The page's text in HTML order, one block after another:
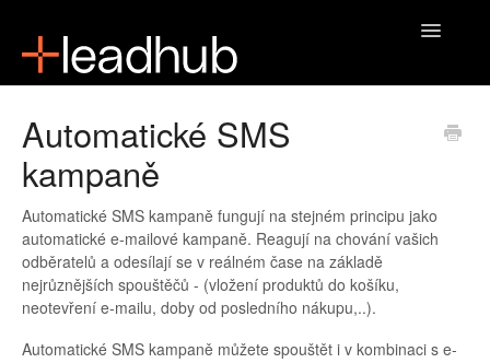
Toggle
Automatické SMS
kampaně
Automatické SMS kampaně fungují na stejném principu jako
automatické e-mailové kampaně. Reagují na chování vašich
odběratelů a odesílají se v reálném čase na základě
nejrůznějších spouštěčů - (vložení produktů do košíku,
neotevření e-mailu, doby od posledního nákupu,..).
Automatické SMS kampaně můžete spouštět i v kombinaci s e-